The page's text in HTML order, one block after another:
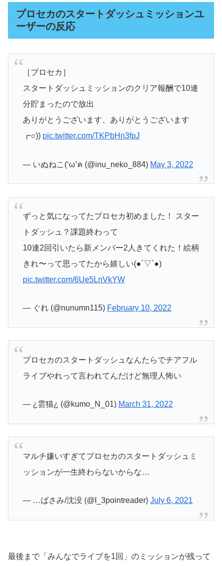
プロセカのスタートダッシュミッションユ
ーザーの反応
［プロセカ］
スタートダッシュミッションのクリア報酬で10連
分貯まったので放出
ありがとうございます、ありがとうございます
┏○)) pic.twitter.com/TKPbHn3fpJ
— いぬねこ(‘ω’ฅ (@inu_neko_884) May 3, 2022
ずっと気になってたプロセカ初めました！ スター
トダッシュ？課題終わって
10連2回引いたら新メンバー2人きてくれた！絵柄
きれ〜って思ってたから嬉しい(●︎´▽︎`●︎)
pic.twitter.com/6Ue5LnVkYW
— ぐれ (@nunumn115) February 10, 2022
プロセカのスタートダッシュなんたらでチアフル
ライブやれって言われてんだけど無理人怖い
— ¿雲猫¿ (@kumo_N_01) March 31, 2022
マルチ嫌いすぎてプロセカのスタートダッシュミ
ッションが一生終わらないからな…
— …ばさみ/沈没 (@I_3pointreader) July 6, 2021
最後まで「みんなでライブを1回」のミッションが残って